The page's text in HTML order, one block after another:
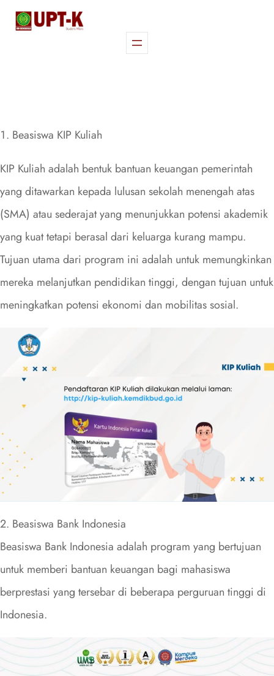
Skip
Beasiswa KIP Kuliah
KIP Kuliah adalah bentuk bantuan keuangan pemerintah
yang ditawarkan kepada lulusan sekolah menengah atas
(SMA) atau sederajat yang menunjukkan potensi akademik
yang kuat tetapi berasal dari keluarga kurang mampu.
Tujuan utama dari program ini adalah untuk memungkinkan
mereka melanjutkan pendidikan tinggi, dengan tujuan untuk
meningkatkan potensi ekonomi dan mobilitas sosial.
2. Beasiswa Bank Indonesia
Beasiswa Bank Indonesia adalah program yang bertujuan
untuk memberi bantuan keuangan bagi mahasiswa
berprestasi yang tersebar di beberapa perguruan tinggi di
Indonesia.